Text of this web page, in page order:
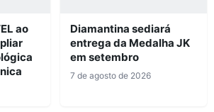
ao
Diamantina sediará
entrega da Medalha JK
em setembro
7 de agosto de 2026